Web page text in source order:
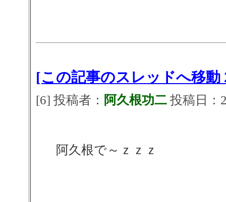
[この記事のスレッドへ移動
[6] 投稿者： 阿久根功二投稿日：
阿久根で～ｚｚｚ